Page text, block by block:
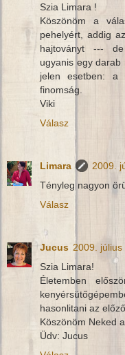
Szia Limara !
Köszönöm a
pehelyért, addig
hajtoványt --- de
ugyanis egy
jelen esetben: a
finomság.
Viki
Válasz
Limara
2009.
Tényleg nagyon
Válasz
Jucus 2009.
Szia Limara!
Életemben
hasonlitani az
Köszönöm Neked
Üdv: Jucus